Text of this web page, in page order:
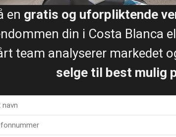
en gratis og uforpliktende
din i Costa Blanca
team analyserer markedet
selge til best mulig